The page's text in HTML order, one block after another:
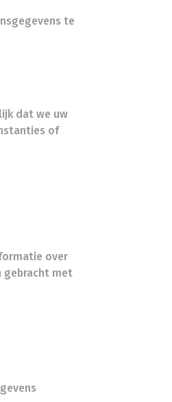
te
dat we uw
of
over
gebracht met